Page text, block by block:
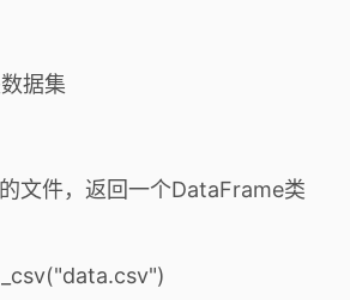
据集
文件，返回一个DataFrame类